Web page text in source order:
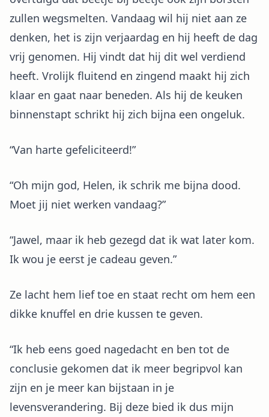
zullen wegsmelten. Vandaag wil hij niet aan ze
denken, het is zijn verjaardag en hij heeft de dag
vrij genomen. Hij vindt dat hij dit wel verdiend
heeft. Vrolijk fluitend en zingend maakt hij zich
klaar en gaat naar beneden. Als hij de keuken
binnenstapt schrikt hij zich bijna een ongeluk.
“Van harte gefeliciteerd!”
“Oh mijn god, Helen, ik schrik me bijna dood.
Moet jij niet werken vandaag?”
“Jawel, maar ik heb gezegd dat ik wat later kom.
Ik wou je eerst je cadeau geven.”
Ze lacht hem lief toe en staat recht om hem een
dikke knuffel en drie kussen te geven.
“Ik heb eens goed nagedacht en ben tot de
conclusie gekomen dat ik meer begripvol kan
zijn en je meer kan bijstaan in je
levensverandering. Bij deze bied ik dus mijn